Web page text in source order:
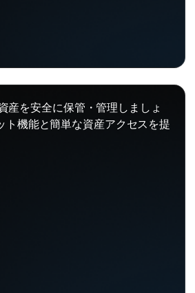
産を安全に保管・管理しましょ
ト機能と簡単な資産アクセスを提